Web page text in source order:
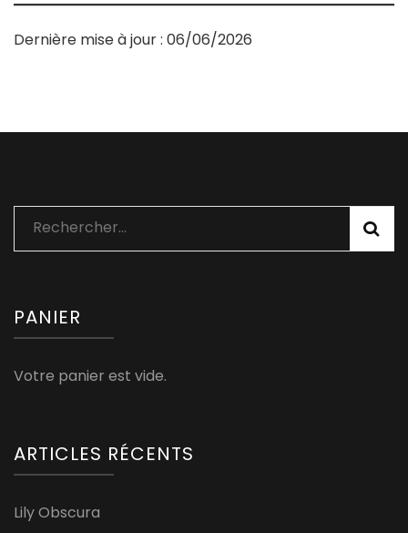
Dernière mise à jour : 06/06/2026
Rechercher :
PANIER
Votre panier est vide.
ARTICLES RÉCENTS
Lily Obscura